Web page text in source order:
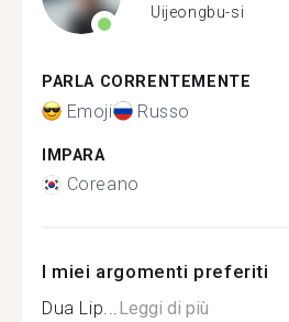
Uijeongbu-si
PARLA CORRENTEMENTE
Emoji Russo
IMPARA
Coreano
I miei argomenti preferiti
Dua Lip...Leggi di più